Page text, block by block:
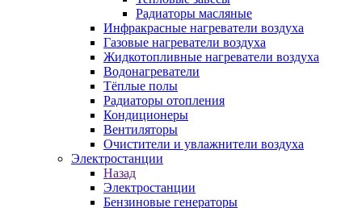
Радиаторы масляные
Инфракрасные нагреватели воздуха
Газовые нагреватели воздуха
Жидкотопливные нагреватели воздуха
Водонагреватели
Тёплые полы
Радиаторы отопления
Кондиционеры
Вентиляторы
Очистители и увлажнители воздуха
Электростанции
Назад
Электростанции
Бензиновые генераторы